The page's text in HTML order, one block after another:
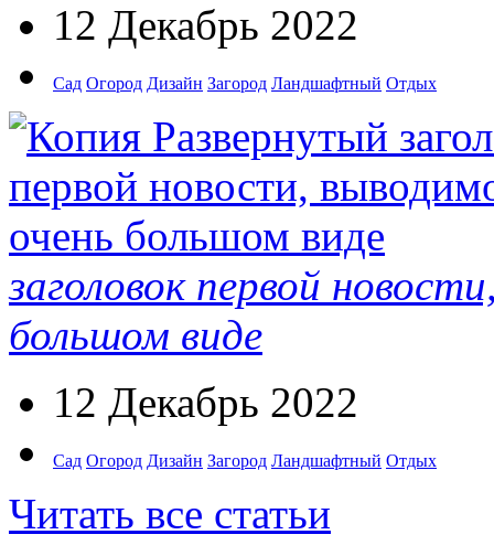
12 Декабрь 2022
Сад Огород Дизайн Загород Ландшафтный Отдых
заголовок первой
большом виде
12 Декабрь 2022
Сад Огород Дизайн Загород Ландшафтный Отдых
Читать все статьи